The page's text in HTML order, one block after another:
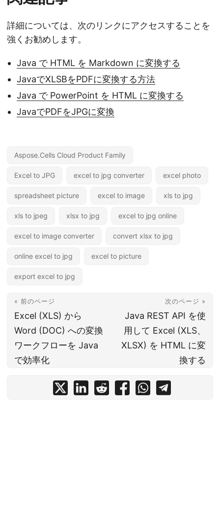
詳細については、次のリンクにアクセスすることを
強くお勧めします。
Java で HTML を Markdown に変換する
JavaでXLSBをPDFに変換する方法
Java で PowerPoint を HTML に変換する
JavaでPDFをJPGに変換
Aspose.Cells Cloud Product Family
Excel to JPG excel to jpg converter excel photo
spreadsheet picture excel to image xls to jpg
xls to jpeg xlsx to jpg excel to jpg online
excel to image converter convert xlsx to jpg
online excel to jpg excel to picture
export excel to jpg
« 前のページ
Excel (XLS) から
Word (DOC) への変換
ワークフローを Java
で効率化
次のページ »
Java REST API を使
用して Excel (XLS、
XLSX) を HTML に変
換する